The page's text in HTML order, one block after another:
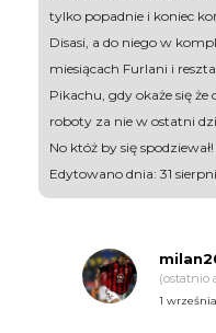
tylko popadnie i koniec
Disasi, a do niego w
miesiącach Furlani i
Pikachu, gdy okaże się
roboty za nie w ostatni
No któż by się spodziewał!
Edytowano dnia: 31
(ostatnio
1